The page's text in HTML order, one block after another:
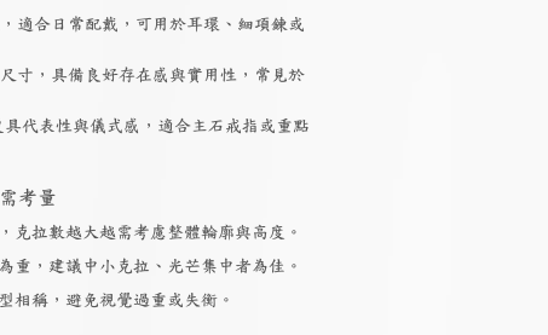
適合日常配戴，可用於耳環、細項鍊或
寸，具備良好存在感與實用性，常見於
代表性與儀式感，適合主石戒指或重點
考量
克拉數越大越需考慮整體輪廓與高度。
重，建議中小克拉、光芒集中者為佳。
相稱，避免視覺過重或失衡。